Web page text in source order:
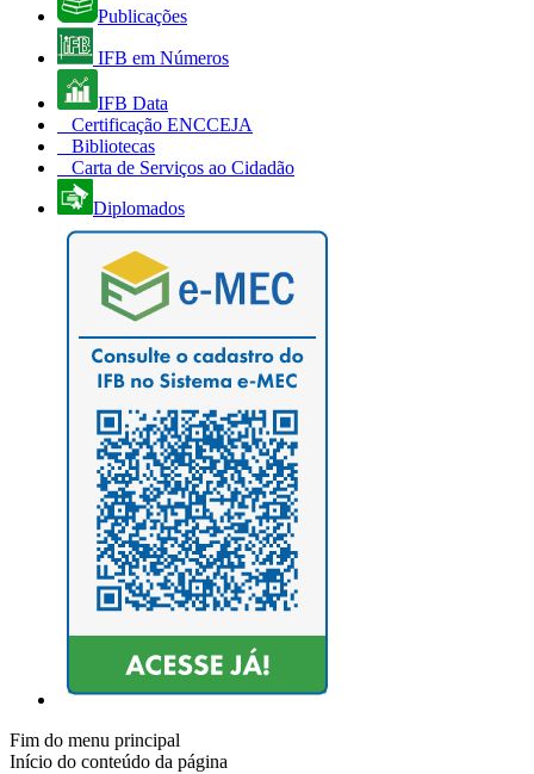
Publicações
IFB em Números
IFB Data
Certificação ENCCEJA
Bibliotecas
Carta de Serviços ao Cidadão
Diplomados
Fim do menu principal
Início do conteúdo da página